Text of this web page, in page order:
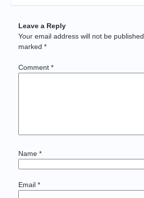
Leave a Reply
Your email address will not be published.
marked*
Comment*
Name*
Email*